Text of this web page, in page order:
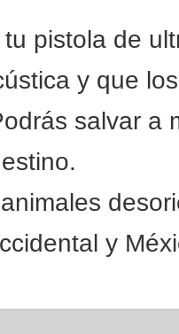
tu pistola de
y que
salvar a
y